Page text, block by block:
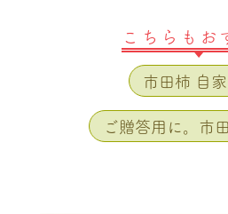
こちらもお
市田柿 自
ご贈答用に。市